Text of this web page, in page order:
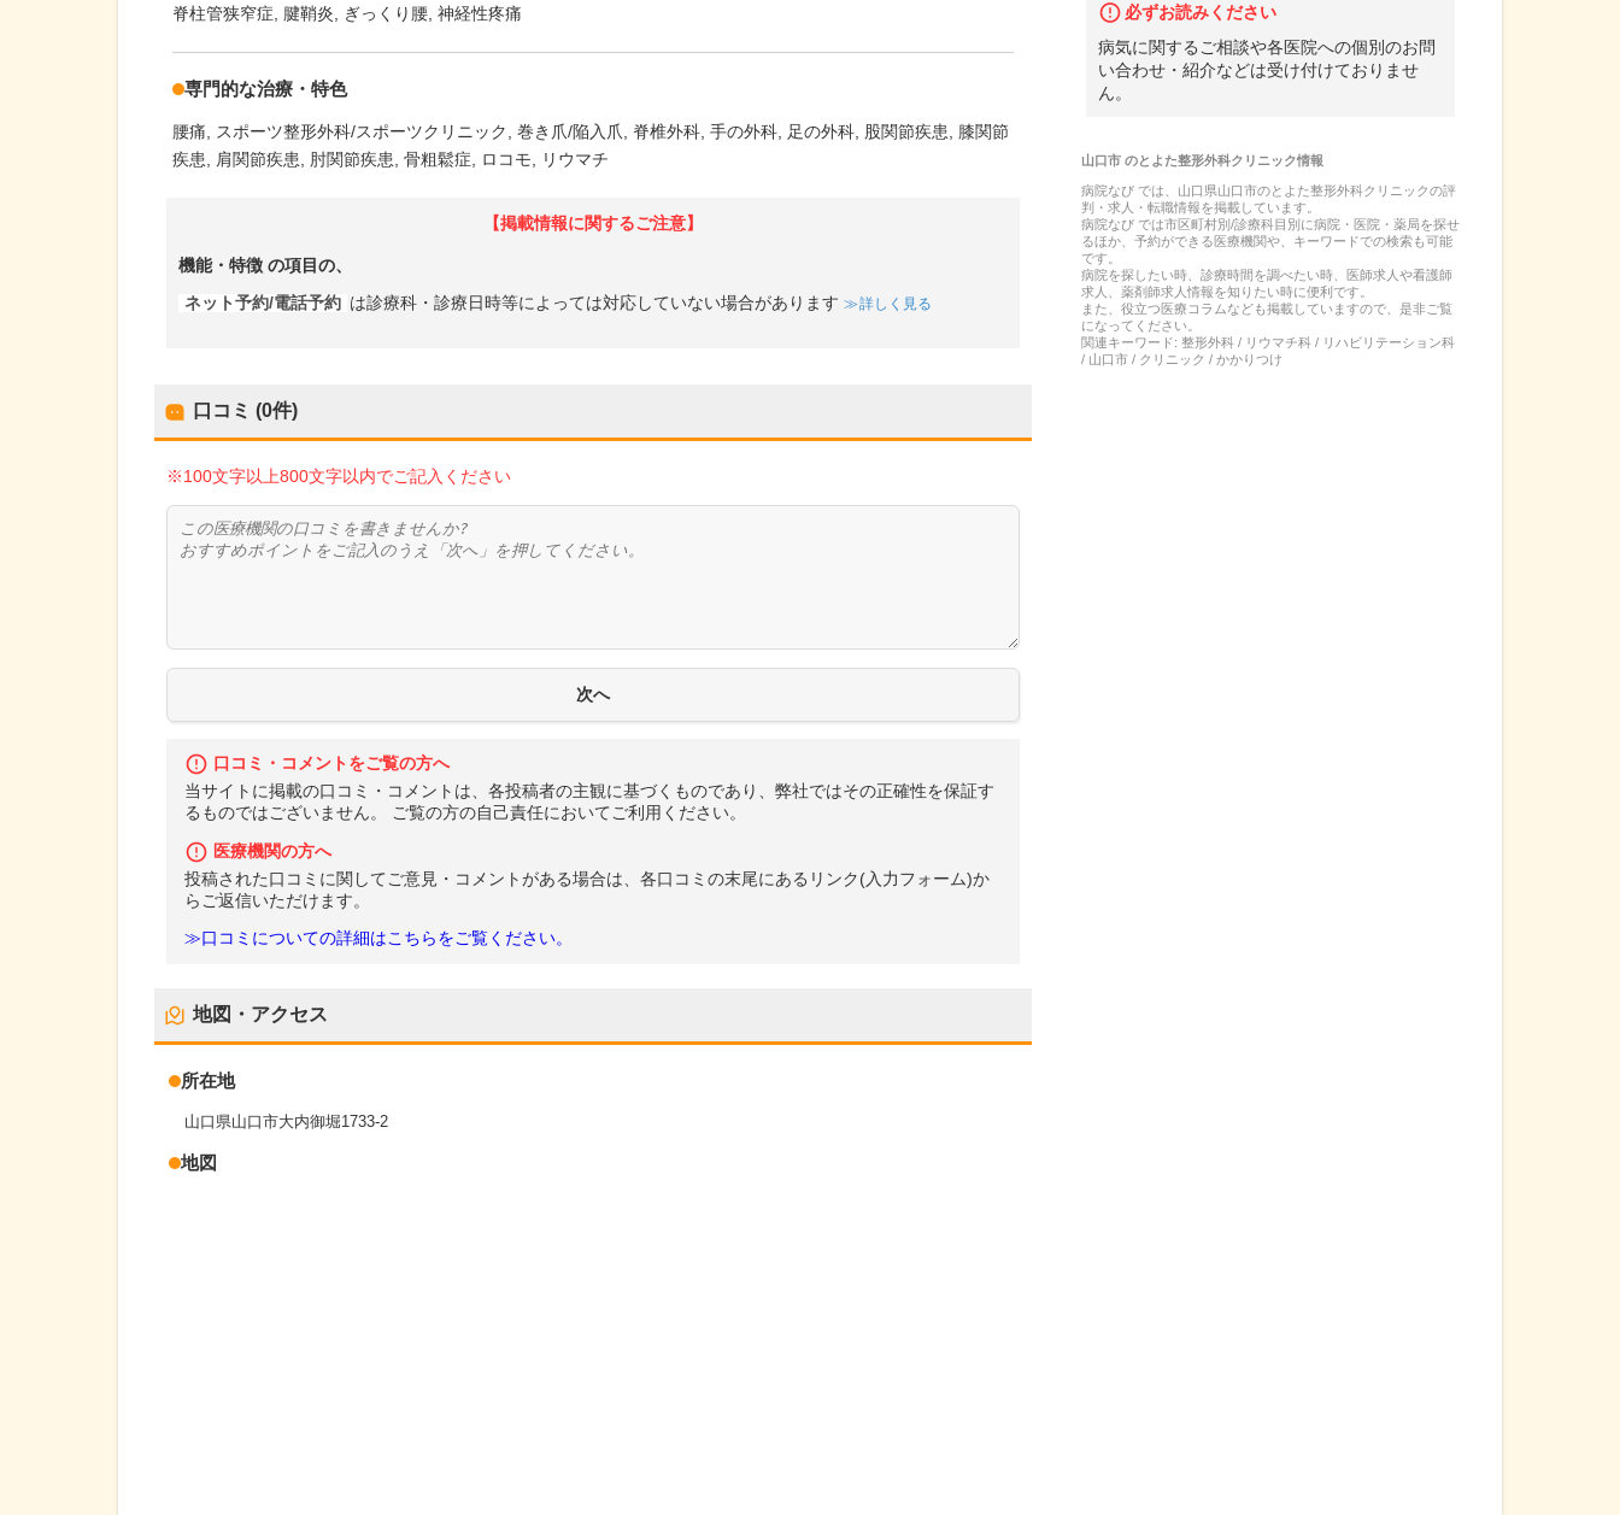
脊柱管狭窄症 腱鞘炎 ぎっくり腰 神経性疼痛
専門的な治療・特色
腰痛 スポーツ整形外科/スポーツクリニック 巻き爪/陥入爪 脊椎外科 手の外科 足の外科 股関節疾患
膝関節
疾患
肩関節疾患 肘関節疾患 骨粗鬆症 ロコモ リウマチ
【掲載情報に関するご注意】
機能・特徴 の項目の、
ネット予約/電話予約 は診療科・診療日時等によっては対応していない場合があります 詳しく見る
口コミ (0件)
※100文字以上800文字以内でご記入ください
口コミ・コメントをご覧の方へ
当サイトに掲載の口コミ・コメントは、各投稿者の主観に基づくものであり、弊社ではその正確性を保証す
るものではございません。 ご覧の方の自己責任においてご利用ください。
医療機関の方へ
投稿された口コミに関してご意見・コメントがある場合は、各口コミの末尾にあるリンク(入力フォーム)か
らご返信いただけます。
≫口コミについての詳細はこちらをご覧ください。
地図・アクセス
所在地
山口県山口市大内御堀1733-2
地図
必ずお読みください
病気に関するご相談や各医院への個別のお問
い合わせ・紹介などは受け付けておりませ
ん。
山口市のとよた整形外科クリニック情報
病院なび では、 山口県山口市のとよた整形外科クリニックの評
判・求人・転職情報を掲載しています。
病院なび では市区町村別/診療科目別に病院・医院・薬局を探せ
るほか、予約ができる医療機関や、キーワードでの検索も可能
です。
病院を探したい時、診療時間を調べたい時、医師求人や看護師
求人、薬剤師求人情報を知りたい時に便利です。
また、役立つ医療コラムなども掲載していますので、是非ご覧
になってください。
関連キーワード: 整形外科 / リウマチ科 / リハビリテーション科
/ 山口市 / クリニック / かかりつけ